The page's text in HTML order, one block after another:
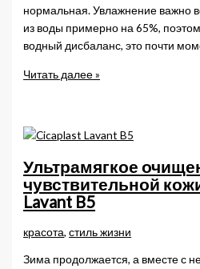
нормальная. Увлажнение важно
из воды примерно на 65%,
водный дисбаланс, это почти
Инновационная
от
Vichy:
максимальное
увлажнение
и
антивозрастной
уход
Читать далее »
Ультрамягкое
чувствительной
Lavant B5
красота,стиль жизни
Зима продолжается, а вместе с